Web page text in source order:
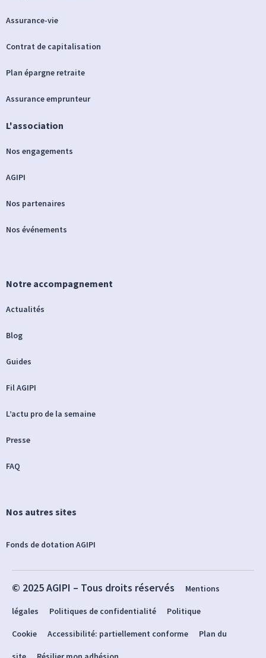
Assurance-vie
Contrat de capitalisation
Plan épargne retraite
Assurance emprunteur
L'association
Nos engagements
AGIPI
Nos partenaires
Nos événements
Notre accompagnement
Actualités
Blog
Guides
Fil AGIPI
L’actu pro de la semaine
Presse
FAQ
Nos autres sites
Fonds de dotation AGIPI
© 2025 AGIPI – Tous droits réservés Mentions
légales Politiques de confidentialité Politique
Cookie Accessibilité: partiellement conforme Plan du